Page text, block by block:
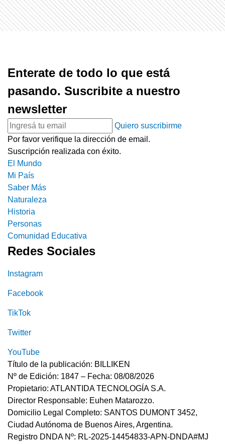
Enterate de todo lo que está
pasando. Suscribite a nuestro
newsletter
Quiero suscribirme
Por favor verifique la dirección de email.
Suscripción realizada con éxito.
El Mundo
Mi País
Saber Más
Naturaleza
Historia
Personas
Comunidad Educativa
Redes Sociales
Instagram
Facebook
TikTok
Twitter
YouTube
Título de la publicación: BILLIKEN
Nº de Edición: 1847 – Fecha: 08/08/2026
Propietario: ATLANTIDA TECNOLOGÍA S.A.
Director Responsable: Euhen Matarozzo.
Domicilio Legal Completo: SANTOS DUMONT 3452,
Ciudad Autónoma de Buenos Aires, Argentina.
Registro DNDA Nº: RL-2025-14454833-APN-DNDA#MJ